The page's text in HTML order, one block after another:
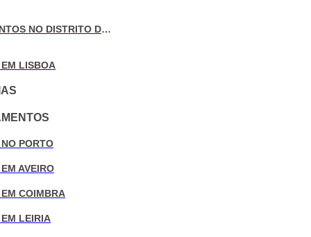
VENDA DE APARTAMENTOS NO DISTRITO DE LEIRIA
LISBOA
PORTO
AVEIRO
COIMBRA
LEIRIA